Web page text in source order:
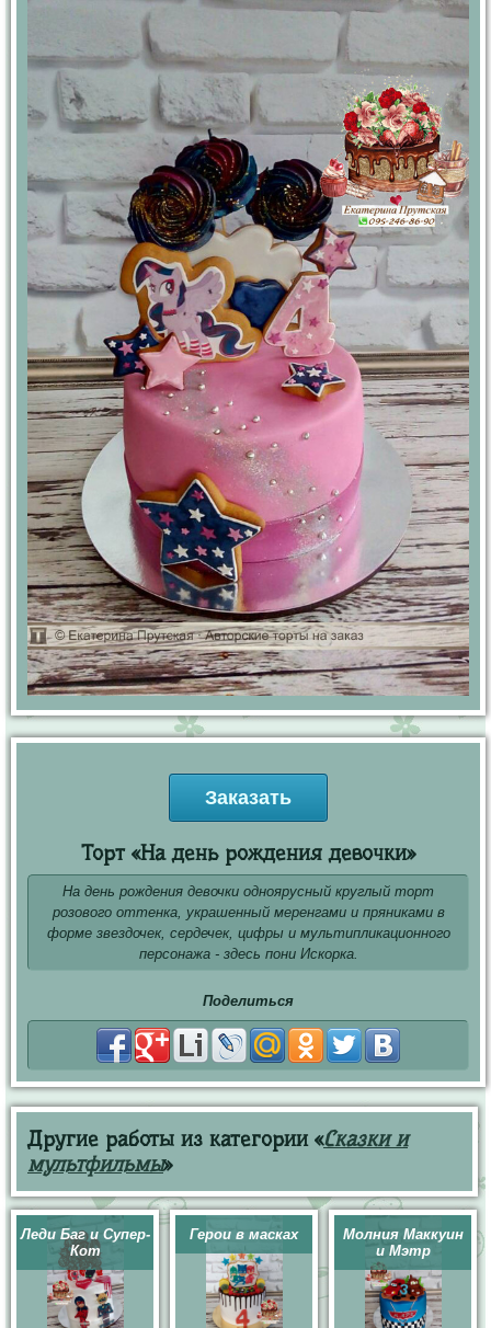
Заказать
Торт «На день рождения девочки»
На день рождения девочки одноярусный круглый торт
розового оттенка, украшенный меренгами и пряниками в
форме звездочек, сердечек, цифры и мультипликационного
персонажа - здесь пони Искорка.
Поделиться
Другие работы из категории «Сказки и
мультфильмы»
Леди Баг и Супер-
Кот
Герои в масках
Молния Маккуин
и Мэтр